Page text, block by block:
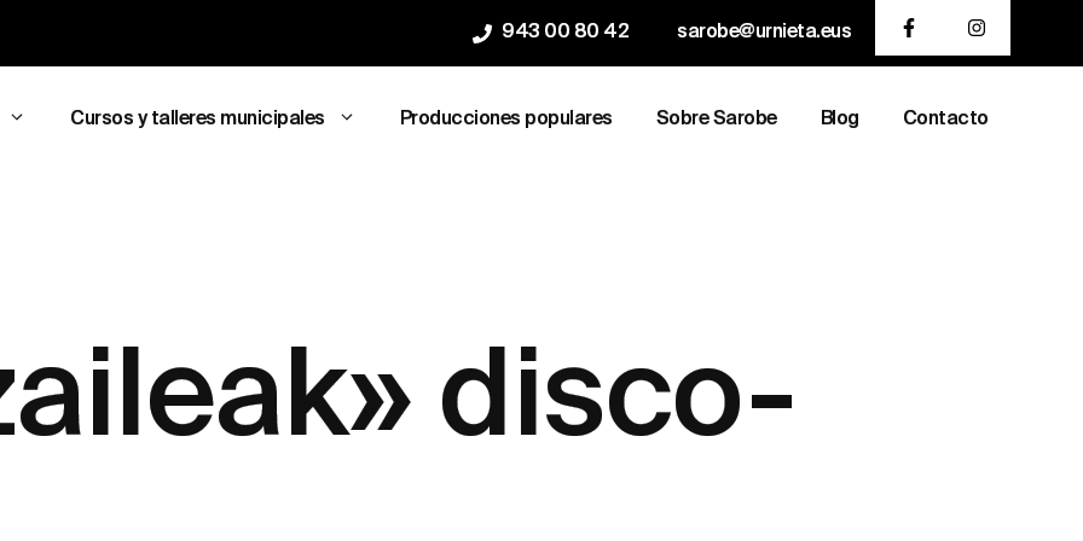
943 00 80 42 sarobe@urnieta.eus
Cursos y talleres municipales Producciones populares Sobre Sarobe Blog Contacto
disco-